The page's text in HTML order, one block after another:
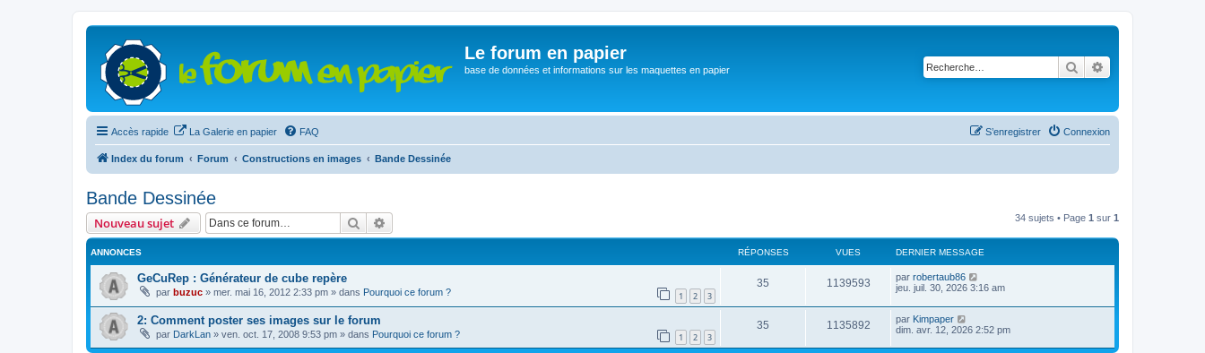
Le forum en papier
base de données et informations sur les maquettes en papier Rechercher
Accès rapide La Galerie en papier FAQ Connexion
S’enregistrer
Index du forum Forum Constructions en images Bande Dessinée
Bande Dessinée
Nouveau sujet Rechercher 34 sujets • Page 1 sur 1
ANNONCES RÉPONSES VUES DERNIER MESSAGE
GeCuRep : Générateur de cube repère
par buzuc » mer. mai 16, 2012 2:33 pm » dans Pourquoi ce forum ? 1 2 3
35 1139593 par robertaub86
jeu. juil. 30, 2026 3:16 am
2: Comment poster ses images sur le forum
par DarkLan » ven. oct. 17, 2008 9:53 pm » dans Pourquoi ce forum ? 1 2 3
35 1135892 par Kimpaper
dim. avr. 12, 2026 2:52 pm